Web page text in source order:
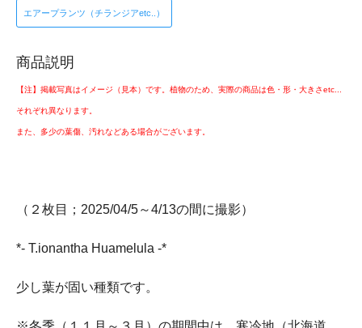
エアープランツ（チランジアetc..）
商品説明
【注】掲載写真はイメージ（見本）です。植物のため、実際の商品は色・形・大きさetc...
それぞれ異なります。
また、多少の葉傷、汚れなどある場合がございます。
（２枚目；2025/04/5～4/13の間に撮影）
*- T.ionantha Huamelula -*
少し葉が固い種類です。